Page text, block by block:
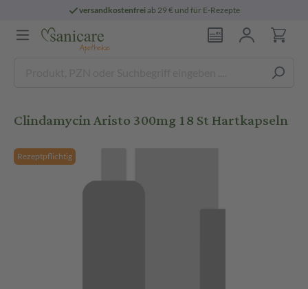
versandkostenfreiab 29 € und für E-Rezepte
Clindamycin Aristo 300mg 18 St Hartkapseln
Rezeptpflichtig